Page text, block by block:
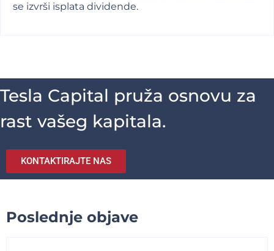
se izvrši isplata dividende.
Tesla Capital pruža osnovu za
rast vašeg kapitala.
KONTAKTIRAJTE NAS
Poslednje objave